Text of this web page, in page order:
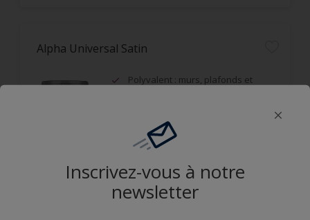
Alpha Universal Satin
Polyvalent : murs, plafonds et
Applicable mouillé sur mouillé
Inscrivez-vous à notre
newsletter